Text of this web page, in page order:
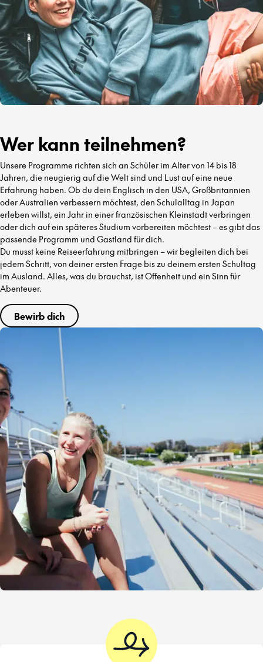
Wer kann teilnehmen?
Unsere Programme richten sich an Schüler im Alter von 14 bis 18
Jahren, die neugierig auf die Welt sind und Lust auf eine neue
Erfahrung haben. Ob du dein Englisch in den USA, Großbritannien
oder Australien verbessern möchtest, den Schulalltag in Japan
erleben willst, ein Jahr in einer französischen Kleinstadt verbringen
oder dich auf ein späteres Studium vorbereiten möchtest – es gibt das
passende Programm und Gastland für dich.
Du musst keine Reiseerfahrung mitbringen – wir begleiten dich bei
jedem Schritt, von deiner ersten Frage bis zu deinem ersten Schultag
im Ausland. Alles, was du brauchst, ist Offenheit und ein Sinn für
Abenteuer.
Bewirb dich